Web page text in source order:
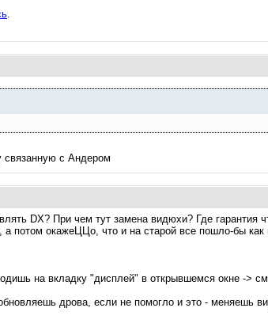
.
связанную с Андером
DX? При чем тут замена видюхи? Где
потом окажеЦЦо, что и на старой все пошло-бы
на вкладку "дисплей" в открывшемся окне ->
дрова, если не помогло и это - меняешь